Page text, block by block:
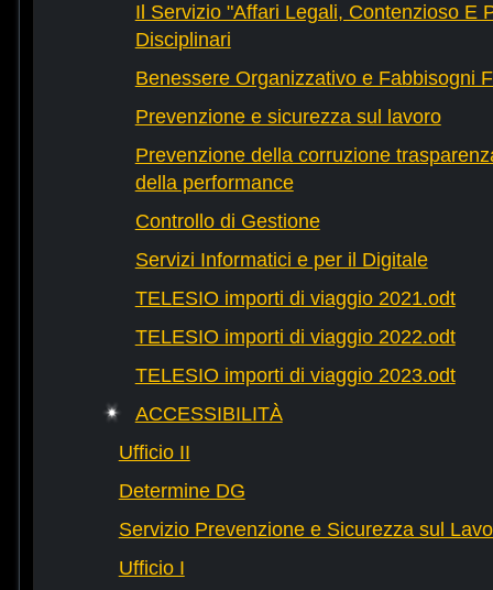
Il Servizio "Affari Legali, Contenzioso E
Disciplinari
Benessere Organizzativo e Fabbisogni
Prevenzione e sicurezza sul lavoro
Prevenzione della corruzione
della performance
Controllo di Gestione
Servizi Informatici e per il Digitale
TELESIO importi di viaggio 2021.odt
TELESIO importi di viaggio 2022.odt
TELESIO importi di viaggio 2023.odt
ACCESSIBILITÀ
Ufficio II
Determine DG
Servizio Prevenzione e Sicurezza sul
Ufficio I